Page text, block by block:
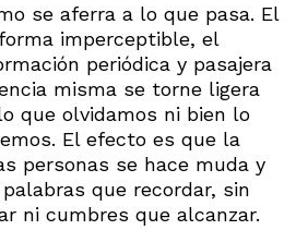
se aferra a lo que pasa. El
imperceptible, el
periódica y pasajera
misma se torne ligera
que olvidamos ni bien lo
El efecto es que la
personas se hace muda y
que recordar, sin
ni cumbres que alcanzar.